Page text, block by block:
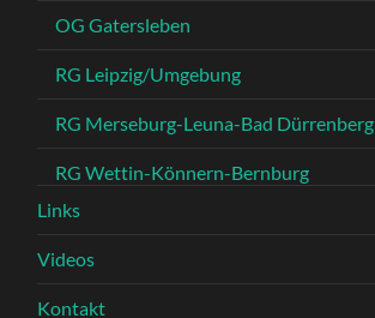
OG Gatersleben
RG Leipzig/Umgebung
RG Merseburg-Leuna-Bad Dürrenberg
RG Wettin-Könnern-Bernburg
Links
Videos
Kontakt